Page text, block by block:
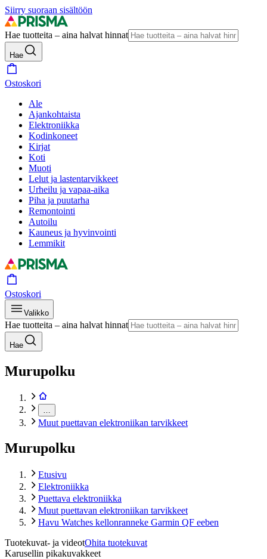
Siirry suoraan sisältöön
Hae tuotteita – aina halvat hinnat
Hae
Ostoskori
Ale
Ajankohtaista
Elektroniikka
Kodinkoneet
Kirjat
Koti
Muoti
Lelut ja lastentarvikkeet
Urheilu ja vapaa-aika
Piha ja puutarha
Remontointi
Autoilu
Kauneus ja hyvinvointi
Lemmikit
Ostoskori
Valikko
Hae tuotteita – aina halvat hinnat
Hae
Murupolku
Muut puettavan elektroniikan tarvikkeet
Murupolku
Etusivu
Elektroniikka
Puettava elektroniikka
Muut puettavan elektroniikan tarvikkeet
Havu Watches kellonranneke Garmin QF eeben
Tuotekuvat- ja videotOhita tuotekuvat
Karusellin pikakuvakkeet